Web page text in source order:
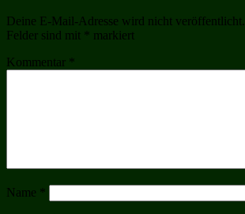
Deine E-Mail-Adresse wird nicht veröffentlicht.
Felder sind mit * markiert
Kommentar *
Name *